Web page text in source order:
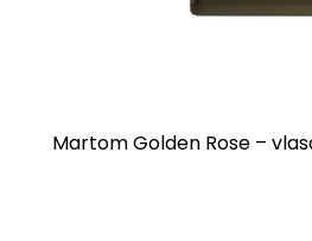
Martom Golden Rose –